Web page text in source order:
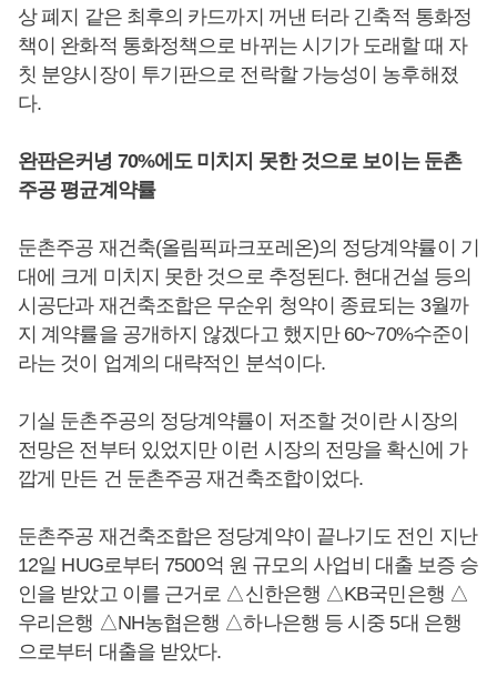
상 폐지 같은 최후의 카드까지 꺼낸 터라 긴축적 통화정
책이 완화적 통화정책으로 바뀌는 시기가 도래할 때 자
칫 분양시장이 투기판으로 전락할 가능성이 농후해졌
다.
완판은커녕 70%에도 미치지 못한 것으로 보이는 둔촌
주공 평균계약률
둔촌주공 재건축(올림픽파크포레온)의 정당계약률이 기
대에 크게 미치지 못한 것으로 추정된다. 현대건설 등의
시공단과 재건축조합은 무순위 청약이 종료되는 3월까
지 계약률을 공개하지 않겠다고 했지만 60~70%수준이
라는 것이 업계의 대략적인 분석이다.
기실 둔촌주공의 정당계약률이 저조할 것이란 시장의
전망은 전부터 있었지만 이런 시장의 전망을 확신에 가
깝게 만든 건 둔촌주공 재건축조합이었다.
둔촌주공 재건축조합은 정당계약이 끝나기도 전인 지난
12일 HUG로부터 7500억 원 규모의 사업비 대출 보증 승
인을 받았고 이를 근거로 △신한은행 △KB국민은행 △
우리은행 △NH농협은행 △하나은행 등 시중 5대 은행
으로부터 대출을 받았다.